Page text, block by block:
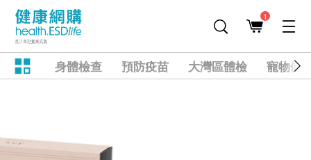
1
身體檢查 預防疫苗 大灣區體檢 寵物健